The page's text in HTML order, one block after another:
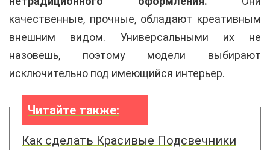
качественные, прочные, обладают креативным
внешним видом. Универсальными их не
назовешь, поэтому модели выбирают
исключительно под имеющийся интерьер.
Читайте также:
Как сделать Красивые Подсвечники